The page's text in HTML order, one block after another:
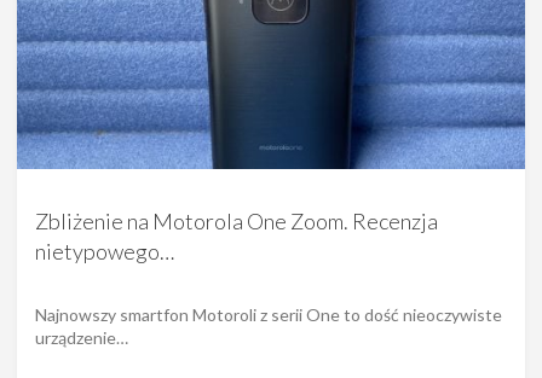
Zbliżenie na Motorola One Zoom. Recenzja
nietypowego…
Najnowszy smartfon Motoroli z serii One to dość nieoczywiste
urządzenie…